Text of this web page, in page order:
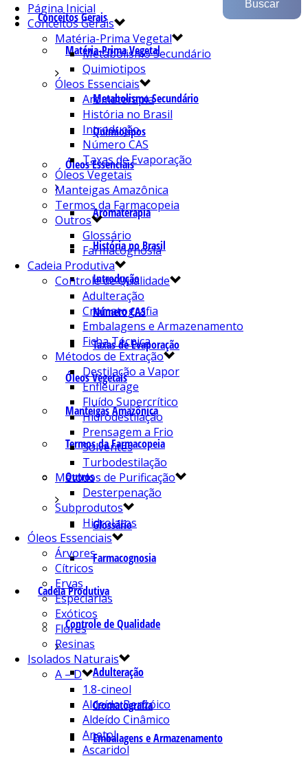
Conceitos Gerais
Matéria-Prima Vegetal
Metabolismo Secundário
Quimiotipos
Óleos Essenciais
Aromaterapia
História no Brasil
Introdução
Número CAS
Taxas de Evaporação
Óleos Vegetais
Manteigas Amazônica
Termos da Farmacopeia
Outros
Glossário
Farmacognosia
Cadeia Produtiva
Controle de Qualidade
Adulteração
Cromatografia
Embalagens e Armazenamento
Página Inicial
Conceitos Gerais
Matéria-Prima Vegetal
Metabolismo Secundário
Quimiotipos
Óleos Essenciais
Aromaterapia
História no Brasil
Introdução
Número CAS
Taxas de Evaporação
Óleos Vegetais
Manteigas Amazônica
Termos da Farmacopeia
Outros
Glossário
Farmacognosia
Cadeia Produtiva
Controle de Qualidade
Adulteração
Cromatografia
Embalagens e Armazenamento
Ficha Técnica
Métodos de Extração
Destilação a Vapor
Enfleurage
Fluído Supercrítico
Hidrodestilação
Prensagem a Frio
Solventes
Turbodestilação
Métodos de Purificação
Desterpenação
Subprodutos
Hidrolatos
Óleos Essenciais
Árvores
Cítricos
Ervas
Especiarias
Exóticos
Flores
Resinas
Isolados Naturais
A – D
1.8-cineol
Aldeído Benzóico
Aldeído Cinâmico
Anetol
Ascaridol